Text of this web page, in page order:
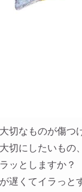
切なものが傷つ
切にしたいもの
ッとしますか？
遅くてイラっと